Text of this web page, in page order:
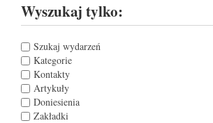
Wyszukaj tylko:
Szukaj wydarzeń
Kategorie
Kontakty
Artykuły
Doniesienia
Zakładki